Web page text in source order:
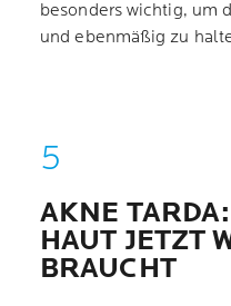
besonders wichtig, um
und ebenmäßig zu
AKNE
HAUT JETZT
BRAUCHT